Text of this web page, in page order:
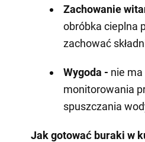
Zachowanie
obróbka cieplna
zachować
Wygoda - nie
monitorowania
spuszczania
Jak gotować buraki w